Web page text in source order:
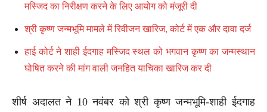
मस्जिद का निरीक्षण करने के लिए आयोग को मंजूरी दी
श्री कृष्ण जन्मभूमि मामले में रिवीजन खारिज, कोर्ट में एक और दावा दर्ज
हाई कोर्ट ने शाही ईदगाह मस्जिद स्थल को भगवान कृष्ण का जन्मस्थान
घोषित करने की मांग वाली जनहित याचिका खारिज कर दी
शीर्ष अदालत ने 10 नवंबर को श्री कृष्ण जन्मभूमि-शाही ईदगाह